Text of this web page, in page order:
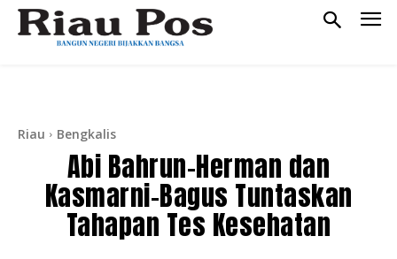
Riau Bengkalis
Abi Bahrun-Herman dan
Kasmarni-Bagus Tuntaskan
Tahapan Tes Kesehatan